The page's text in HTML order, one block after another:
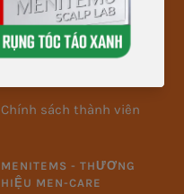
Chính sách thanh toán
Chính sách giao, nhận
Chính sách thành viên
MENITEMS - THƯƠNG
HIỆU MEN-CARE